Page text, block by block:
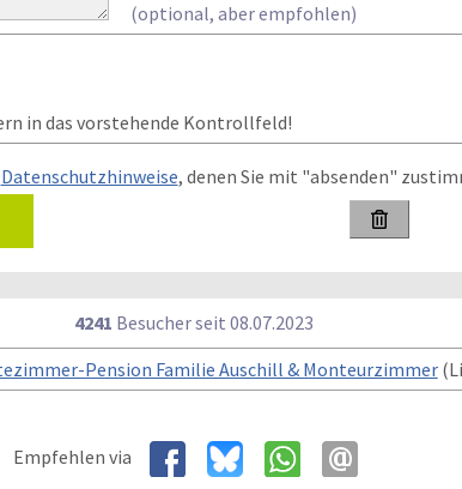
(optional, aber empfohlen)
in das vorstehende Kontrollfeld!
Datenschutzhinweise, denen Sie mit "absenden"

4241 Besucher seit 08.07.2023
Pension Familie Auschill & Monteurzimmer
Empfehlen via